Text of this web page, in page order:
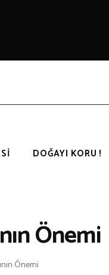
DOĞAYI KORU !
Önemi
Önemi